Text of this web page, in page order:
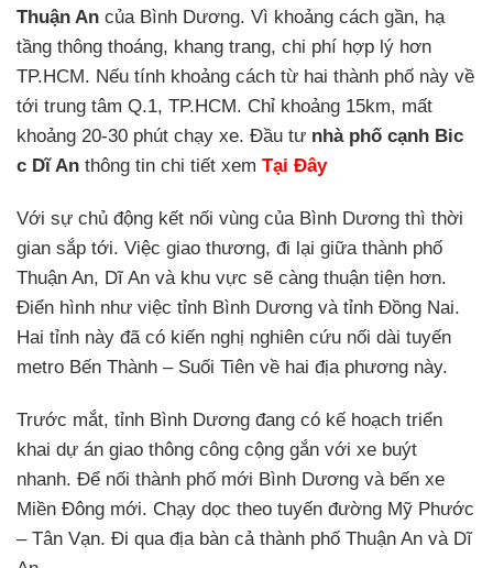
Thuận An của Bình Dương. Vì khoảng cách gần, hạ
tầng thông thoáng, khang trang, chi phí hợp lý hơn
TP.HCM. Nếu tính khoảng cách từ hai thành phố này về
tới trung tâm Q.1, TP.HCM. Chỉ khoảng 15km, mất
khoảng 20-30 phút chạy xe. Đầu tư nhà phố cạnh Bic
c Dĩ An thông tin chi tiết xem Tại Đây
Với sự chủ động kết nối vùng của Bình Dương thì thời
gian sắp tới. Việc giao thương, đi lại giữa thành phố
Thuận An, Dĩ An và khu vực sẽ càng thuận tiện hơn.
Điển hình như việc tỉnh Bình Dương và tỉnh Đồng Nai.
Hai tỉnh này đã có kiến nghị nghiên cứu nối dài tuyến
metro Bến Thành – Suối Tiên về hai địa phương này.
Trước mắt, tỉnh Bình Dương đang có kế hoạch triển
khai dự án giao thông công cộng gắn với xe buýt
nhanh. Để nối thành phố mới Bình Dương và bến xe
Miền Đông mới. Chạy dọc theo tuyến đường Mỹ Phước
– Tân Vạn. Đi qua địa bàn cả thành phố Thuận An và Dĩ